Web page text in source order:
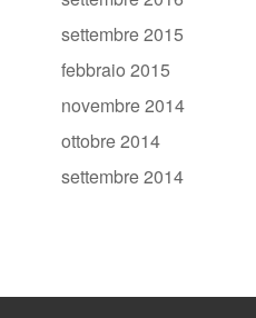
settembre 2015
febbraio 2015
novembre 2014
ottobre 2014
settembre 2014